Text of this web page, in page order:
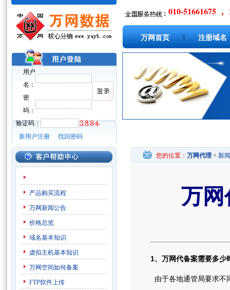
用户
名：
密
码：
验证码：
新用户注册
找回密码
010-51661675 ，
万网首页 注册域名
产品购买流程
万网新闻公告
价格总览
域名基本知识
虚拟主机基本知识
万网空间如何备案
FTP软件上传
您的位置： 万网代理 > 新
万网
1、万网代备案需要多少
由于各地通管局要求不